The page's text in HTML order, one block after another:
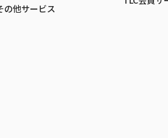
の他サービス